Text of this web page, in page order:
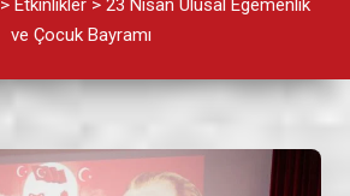
> Etkinlikler > 23 Nisan Ulusal Egemenlik
ve Çocuk Bayramı